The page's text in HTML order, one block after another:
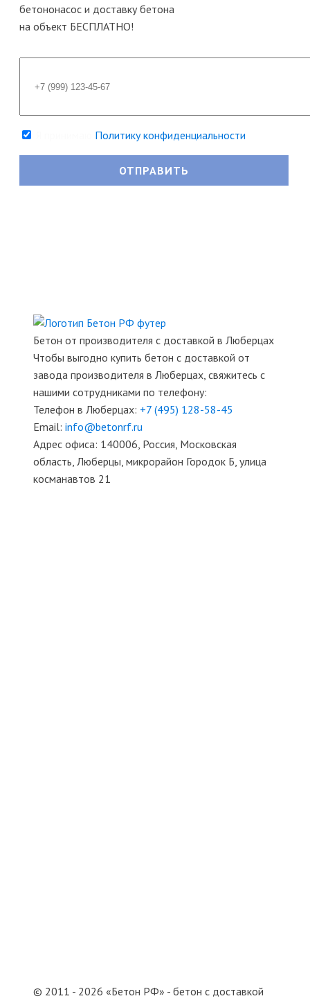
бетононасос и доставку бетона
на объект БЕСПЛАТНО!
Политику конфиденциальности
Бетон от производителя с доставкой в Люберцах
Чтобы выгодно купить бетон с доставкой от
завода производителя в Люберцах, свяжитесь с
нашими сотрудниками по телефону:
Телефон в Люберцах: +7 (495) 128-58-45
Email: info@betonrf.ru
Адрес офиса: 140006, Россия, Московская
область, Люберцы, микрорайон Городок Б, улица
косманавтов 21
© 2011 - 2026 «Бетон РФ» - бетон с доставкой